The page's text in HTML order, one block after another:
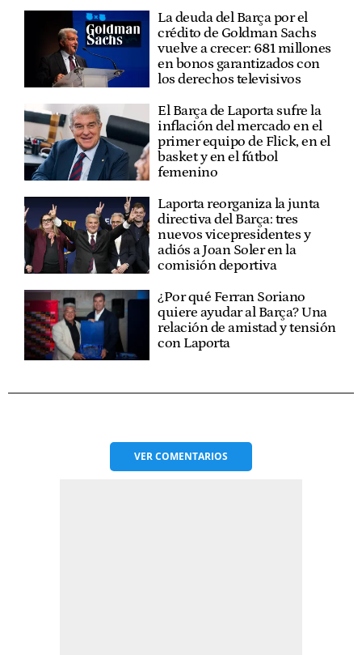
La deuda del Barça por el
crédito de Goldman Sachs
vuelve a crecer: 681 millones
en bonos garantizados con
los derechos televisivos
El Barça de Laporta sufre la
inflación del mercado en el
primer equipo de Flick, en el
basket y en el fútbol
femenino
Laporta reorganiza la junta
directiva del Barça: tres
nuevos vicepresidentes y
adiós a Joan Soler en la
comisión deportiva
¿Por qué Ferran Soriano
quiere ayudar al Barça? Una
relación de amistad y tensión
con Laporta
VERCOMENTARIOS